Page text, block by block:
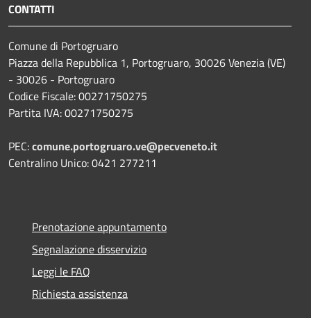
CONTATTI
Comune di Portogruaro
Piazza della Repubblica 1, Portogruaro, 30026 Venezia (VE)
- 30026 - Portogruaro
Codice Fiscale: 00271750275
Partita IVA: 00271750275
PEC:comune.portogruaro.ve@pecveneto.it
Centralino Unico: 0421 277211
Prenotazione appuntamento
Segnalazione disservizio
Leggi le FAQ
Richiesta assistenza